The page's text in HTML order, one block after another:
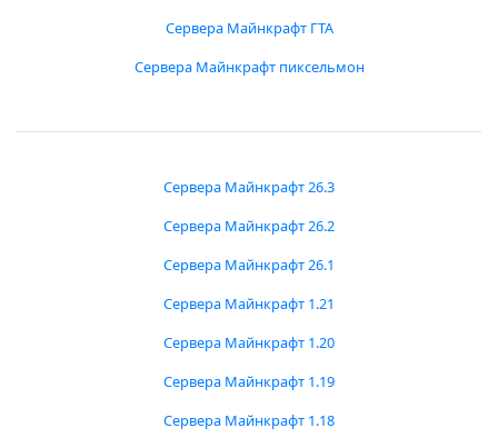
Сервера Майнкрафт ГТА
Сервера Майнкрафт пиксельмон
Сервера Майнкрафт 26.3
Сервера Майнкрафт 26.2
Сервера Майнкрафт 26.1
Сервера Майнкрафт 1.21
Сервера Майнкрафт 1.20
Сервера Майнкрафт 1.19
Сервера Майнкрафт 1.18